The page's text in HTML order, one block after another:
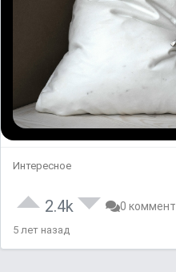
Интересное
2.4k 0
5 лет назад